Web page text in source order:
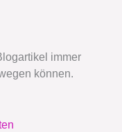
immer
können.